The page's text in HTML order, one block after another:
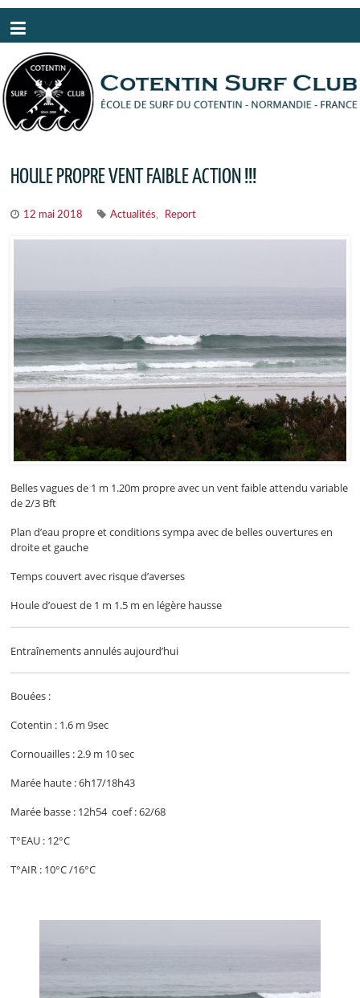
HOULE PROPRE VENT FAIBLE ACTION !!!
12 mai 2018 Actualités Report
Belles vagues de 1 m 1.20m propre avec un vent faible attendu variable
de 2/3 Bft
Plan d’eau propre et conditions sympa avec de belles ouvertures en
droite et gauche
Temps couvert avec risque d’averses
Houle d’ouest de 1 m 1.5 m en légère hausse
Entraînements annulés aujourd’hui
Bouées :
Cotentin : 1.6 m 9sec
Cornouailles : 2.9 m 10 sec
Marée haute : 6h17/18h43
Marée basse : 12h54 coef : 62/68
T°EAU : 12°C
T°AIR : 10°C /16°C
Panneau de gestion des cookies